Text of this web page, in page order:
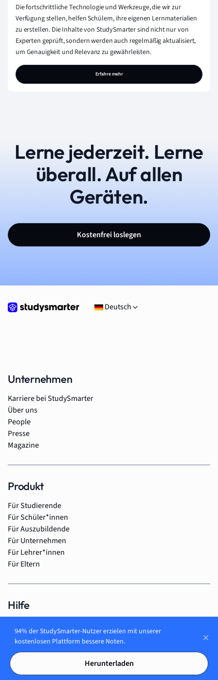
Die fortschrittliche Technologie und Werkzeuge, die wir zur
Verfügung stellen, helfen Schülern, ihre eigenen Lernmaterialien
zu erstellen. Die Inhalte von StudySmarter sind nicht nur von
Experten geprüft, sondern werden auch regelmäßig aktualisiert,
um Genauigkeit und Relevanz zu gewährleisten.
Erfahre mehr
Lerne jederzeit. Lerne
überall. Auf allen
Geräten.
Kostenfrei loslegen
Deutsch
Unternehmen
Karriere bei StudySmarter
Über uns
People
Presse
Magazine
Produkt
Für Studierende
Für Schüler*innen
Für Auszubildende
Für Unternehmen
Für Lehrer*innen
Für Eltern
Hilfe
Premium kündigen
94% der StudySmarter-Nutzer erzielen mit unserer
kostenlosen Plattform bessere Noten.
Herunterladen